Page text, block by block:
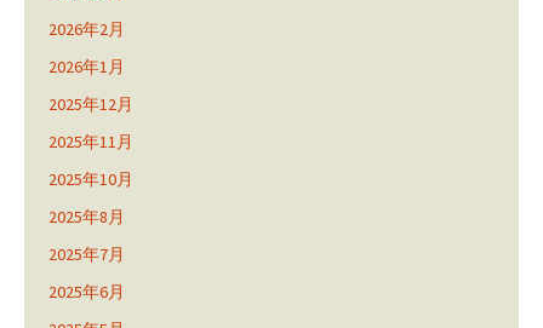
2026年2月
2026年1月
2025年12月
2025年11月
2025年10月
2025年8月
2025年7月
2025年6月